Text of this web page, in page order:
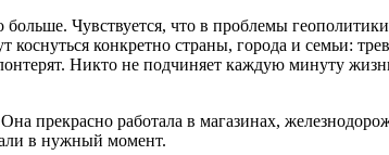
Чувствуется, что в проблемы
конкретно страны, города и семьи:
Никто не подчиняет каждую минуту
прекрасно работала в магазинах,
в нужный момент.